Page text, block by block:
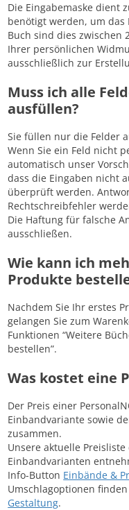
Die Eingabemaske dient
benötigt werden, um das
Buch sind dies zwischen
Ihrer persönlichen
ausschließlich zur
Muss ich alle
ausfüllen?
Sie füllen nur die Felder
Wenn Sie ein Feld nicht
automatisch unser
dass die Eingaben nicht
überprüft werden.
Rechtschreibfehler
Die Haftung für falsche
ausschließen.
Wie kann ich
Produkte
Nachdem Sie Ihr erstes
gelangen Sie zum
Funktionen “Weitere
bestellen”.
Was kostet eine
Der Preis einer
Einbandvariante sowie
zusammen.
Unsere aktuelle Preisliste
Einbandvarianten
Info-Button Einbände &
Umschlagoptionen
Gestaltung.